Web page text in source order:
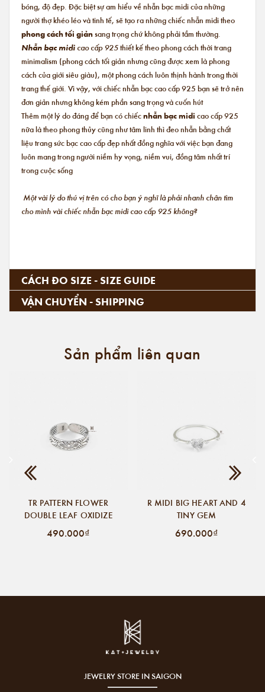
bóng, độ đẹp. Đặc biệt sự am hiểu về nhẫn bạc midi của những
người thợ khéo léo và tinh tế, sẽ tạo ra những chiếc nhẫn midi theo
phong cách tối giảnsang trọng chứ không phải tầm thường.
Nhẫn bạc midi cao cấp 925thiết kế theo phong cách thời trang
minimalism (phong cách tối giản nhưng cũng được xem là phong
cách của giới siêu giàu), một phong cách luôn thịnh hành trong thời
trang thế giới. Vì vậy, với chiếc nhẫn bạc cao cấp 925 bạn sẽ trở nên
đơn giản nhưng không kém phần sang trọng và cuốn hút
Thêm một lý do đáng để bạn có chiếcnhẫn bạc midi cao cấp 925
nữa là theo phong thủy cũng như tâm linh thì đeo nhẫn bằng chất
liệu trang sức bạc cao cấp đẹp nhất đồng nghĩa với việc bạn đang
luôn mang trong người niềm hy vọng, niềm vui, đồng tâm nhất trí
trong cuộc sống
Một vài lý do thú vị trên có cho bạn ý nghĩ là phải nhanh chân tìm
cho mình vài chiếc nhẫn bạc midi cao cấp 925 không?
CÁCH ĐO SIZE - SIZE GUIDE
VẬN CHUYỂN - SHIPPING
Sản phẩm liên quan
TR PATTERN FLOWER
DOUBLE LEAF OXIDIZE
490.000₫
R MIDI BIG HEART AND 4
TINY GEM
690.000₫
JEWELRY STORE IN SAIGON